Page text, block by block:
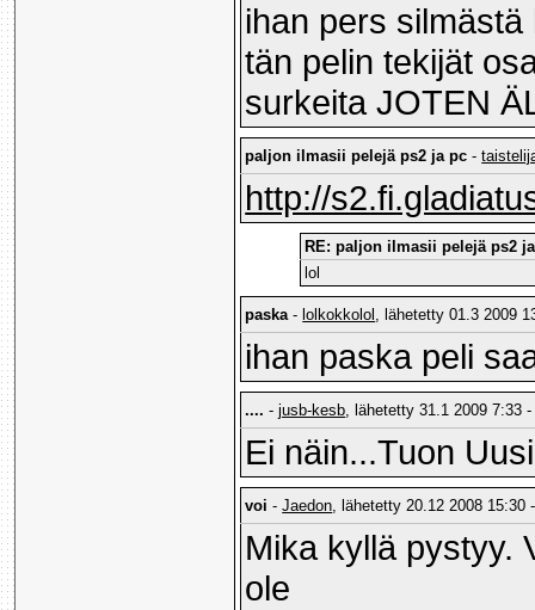
ihan pers
tän pelin tekijät
surkeita JOTEN
paljon ilmasii pelejä ps2 ja pc -
http://
RE: paljon ilmasii pelejä ps2
lol
paska- lolkokkolol , lähetetty 01.3 2009
ihan paska peli
.... -jusb-kesb, lähetetty 31.1 2009 7:33
Ei näin...Tuon
voi -Jaedon, lähetetty 20.12 2008 15:30
Mika kyllä pystyy.
ole